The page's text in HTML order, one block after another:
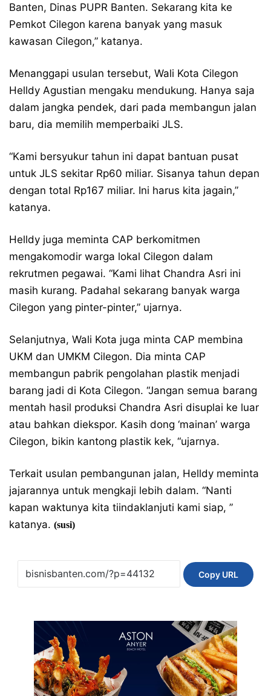
Banten, Dinas PUPR Banten. Sekarang kita ke
Pemkot Cilegon karena banyak yang masuk
kawasan Cilegon,” katanya.
Menanggapi usulan tersebut, Wali Kota Cilegon
Helldy Agustian mengaku mendukung. Hanya saja
dalam jangka pendek, dari pada membangun jalan
baru, dia memilih memperbaiki JLS.
“Kami bersyukur tahun ini dapat bantuan pusat
untuk JLS sekitar Rp60 miliar. Sisanya tahun depan
dengan total Rp167 miliar. Ini harus kita jagain,”
katanya.
Helldy juga meminta CAP berkomitmen
mengakomodir warga lokal Cilegon dalam
rekrutmen pegawai. “Kami lihat Chandra Asri ini
masih kurang. Padahal sekarang banyak warga
Cilegon yang pinter-pinter,” ujarnya.
Selanjutnya, Wali Kota juga minta CAP membina
UKM dan UMKM Cilegon. Dia minta CAP
membangun pabrik pengolahan plastik menjadi
barang jadi di Kota Cilegon. “Jangan semua barang
mentah hasil produksi Chandra Asri disuplai ke luar
atau bahkan diekspor. Kasih dong ‘mainan’ warga
Cilegon, bikin kantong plastik kek, “ujarnya.
Terkait usulan pembangunan jalan, Helldy meminta
jajarannya untuk mengkaji lebih dalam. “Nanti
kapan waktunya kita tiindaklanjuti kami siap, ”
katanya. (susi)
Copy URL